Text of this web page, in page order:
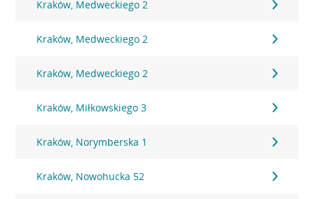
Kraków, Medweckiego 2
Kraków, Medweckiego 2
Kraków, Medweckiego 2
Kraków, Miłkowskiego 3
Kraków, Norymberska 1
Kraków, Nowohucka 52